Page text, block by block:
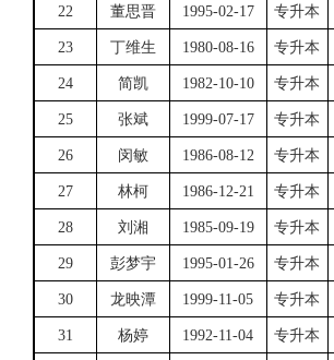
22 董思晋 1995-02-17 专升本
23 丁维生 1980-08-16 专升本
24 简凯 1982-10-10 专升本
25 张斌 1999-07-17 专升本
26 闵敏 1986-08-12 专升本
27 林柯 1986-12-21 专升本
28 刘湘 1985-09-19 专升本
29 彭梦宇 1995-01-26 专升本
30 龙映潭 1999-11-05 专升本
31 杨婷 1992-11-04 专升本